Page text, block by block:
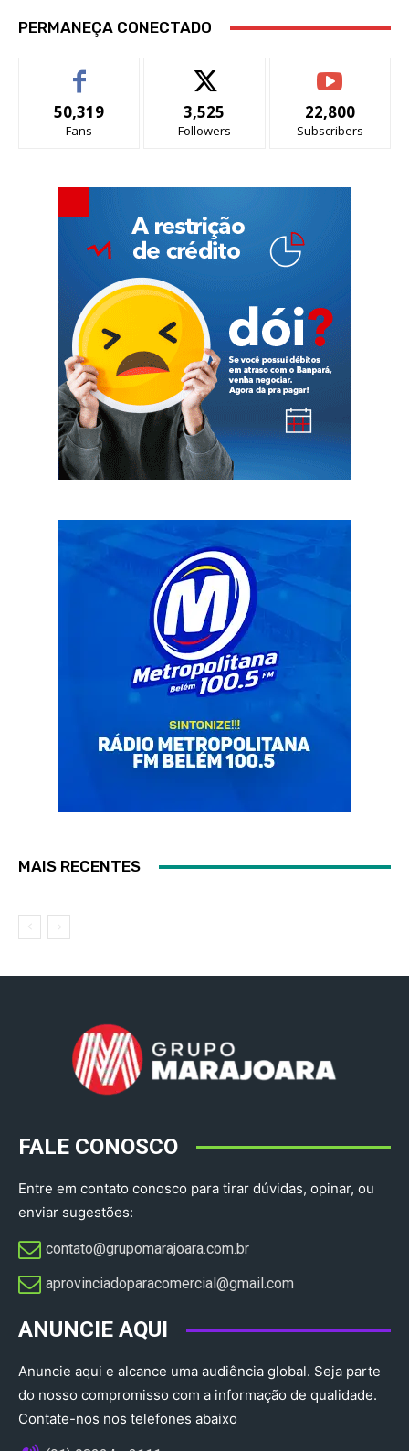
PERMANEÇA CONECTADO
50,319
Fans
3,525
Followers
22,800
Subscribers
MAIS RECENTES
FALE CONOSCO
Entre em contato conosco para tirar dúvidas, opinar, ou
enviar sugestões:
contato@grupomarajoara.com.br
aprovinciadoparacomercial@gmail.com​
ANUNCIE AQUI
Anuncie aqui e alcance uma audiência global. Seja parte
do nosso compromisso com a informação de qualidade.
Contate-nos nos telefones abaixo